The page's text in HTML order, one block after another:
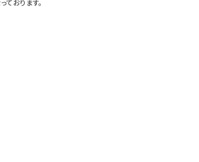
おります。